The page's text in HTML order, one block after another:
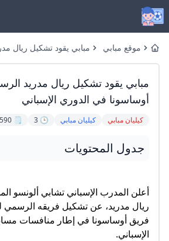
Homeموقع مبابي
مبابي يقود تشكيل ريال
مبابي يقود تشكيل ريال مدريد
أوساسونا في الدوري الإسباني
كيليان مبابي كيليان مبابي 🕒 3
🗒️ 590
جدول المحتويات
أعلن المدرب الإسباني تشابي ألونسو
ريال مدريد، عن تشكيل فريقه الرسمي
فريق أوساسونا في إطار منافسات
الإسباني.